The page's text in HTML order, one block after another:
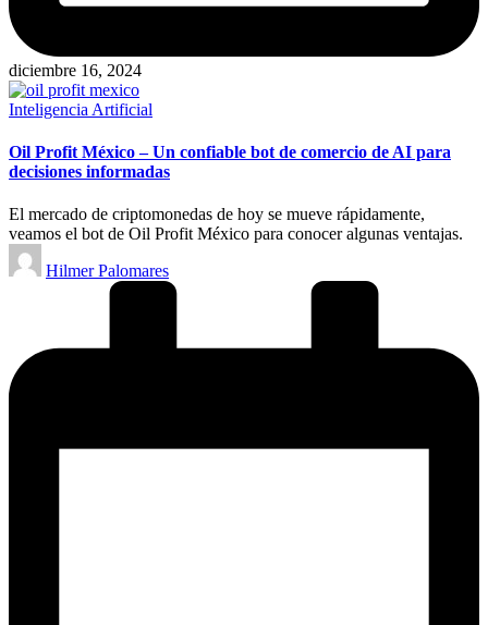
diciembre 16, 2024
Publicado
Inteligencia Artificial
Oil Profit México – Un confiable bot de comercio de AI para
decisiones informadas
El mercado de criptomonedas de hoy se mueve rápidamente,
veamos el bot de Oil Profit México para conocer algunas ventajas.
Publicado
por
Hilmer Palomares